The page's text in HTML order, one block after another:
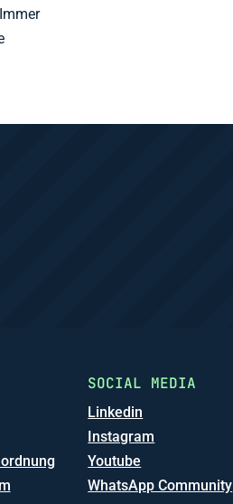
SOCIAL MEDIA
Linkedin
Instagram
Youtube
WhatsApp Community